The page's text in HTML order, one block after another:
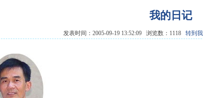
我的日记
发表时间：2005-09-19 13:52:09 浏览数：1118 转到